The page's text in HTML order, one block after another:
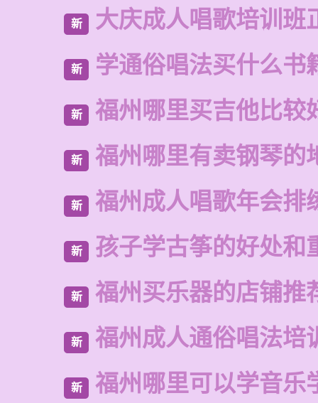
新 大庆成人唱歌培训班
新 学通俗唱法买什么书
新 福州哪里买吉他比较
新 福州哪里有卖钢琴的
新 福州成人唱歌年会排
新 孩子学古筝的好处和
新 福州买乐器的店铺推
新 福州成人通俗唱法培
新 福州哪里可以学音乐